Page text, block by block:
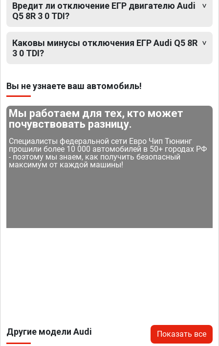
Вредит ли отключение ЕГР двигателю Audi
Q5 8R 3 0 TDI?
Каковы минусы отключения ЕГР Audi Q5 8R
3 0 TDI?
Вы не узнаете ваш автомобиль!
Мы работаем для тех, кто может
почувствовать разницу.
Специалисты федеральной сети Евро Чип Тюнинг
прошили более 10 000 автомобилей в 50+ городах РФ
- поэтому мы знаем, как получить безопасный
максимум от каждой машины!
Другие модели Audi Показать все